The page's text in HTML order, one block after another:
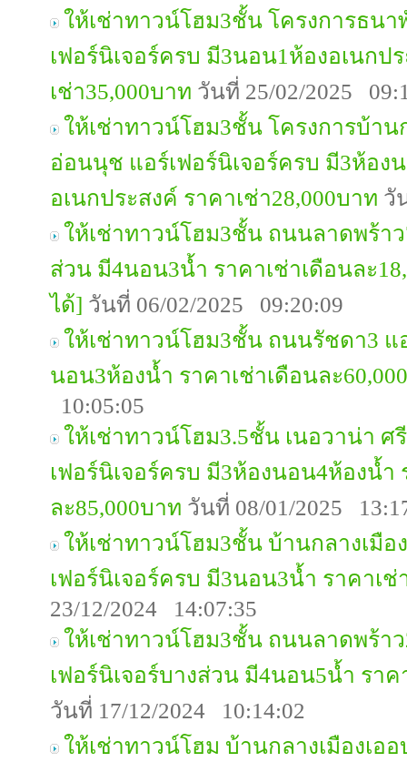
ให้เช่าทาวน์โฮม3ชั้น โครงการธน
เฟอร์นิเจอร์ครบ มี3นอน1ห้องอเนกป
เช่า35,000บาท วันที่ 25/02/2025
ให้เช่าทาวน์โฮม3ชั้น โครงการบ้าน
อ่อนนุช แอร์เฟอร์นิเจอร์ครบ มี3ห้อง
อเนกประสงค์ ราคาเช่า28,000บาท วั
ให้เช่าทาวน์โฮม3ชั้น ถนนลาดพร้าว
ส่วน มี4นอน3น้ำ ราคาเช่าเดือนละ
ได้] วันที่ 06/02/2025 09:20:09
ให้เช่าทาวน์โฮม3ชั้น ถนนรัชดา3 แ
นอน3ห้องน้ำ ราคาเช่าเดือนละ
10:05:05
ให้เช่าทาวน์โฮม3.5ชั้น เนอวาน่า
เฟอร์นิเจอร์ครบ มี3ห้องนอน4ห้องน้ำ
ละ85,000บาท วันที่ 08/01/2025
ให้เช่าทาวน์โฮม3ชั้น บ้านกลางเมือ
เฟอร์นิเจอร์ครบ มี3นอน3น้ำ ราคาเช่
23/12/2024 14:07:35
ให้เช่าทาวน์โฮม3ชั้น ถนนลาดพร้าว
เฟอร์นิเจอร์บางส่วน มี4นอน5น้ำ ราค
วันที่ 17/12/2024 10:14:02
ให้เช่าทาวน์โฮม บ้านกลางเมืองเอ